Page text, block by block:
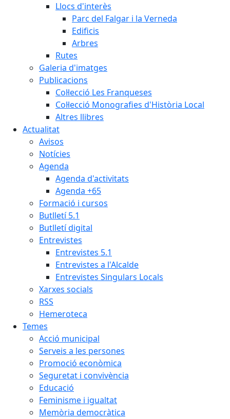
Llocs d'interès
Parc del Falgar i la Verneda
Edificis
Arbres
Rutes
Galeria d'imatges
Publicacions
Col·lecció Les Franqueses
Col·lecció Monografies d'Història Local
Altres llibres
Actualitat
Avisos
Notícies
Agenda
Agenda d'activitats
Agenda +65
Formació i cursos
Butlletí 5.1
Butlletí digital
Entrevistes
Entrevistes 5.1
Entrevistes a l'Alcalde
Entrevistes Singulars Locals
Xarxes socials
RSS
Hemeroteca
Temes
Acció municipal
Serveis a les persones
Promoció econòmica
Seguretat i convivència
Educació
Feminisme i igualtat
Memòria democràtica